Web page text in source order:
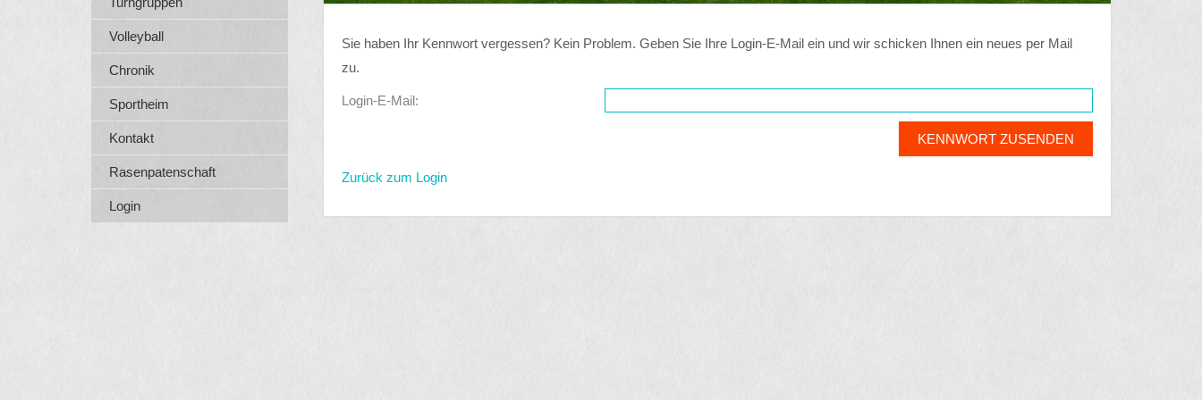
Volleyball
Chronik
Sportheim
Kontakt
Rasenpatenschaft
Login
Sie haben Ihr Kennwort vergessen? Kein Problem. Geben Sie Ihre Login-E-Mail ein und wir schicken Ihnen ein neues per Mail
zu.
Login-E-Mail:
Zurück zum Login